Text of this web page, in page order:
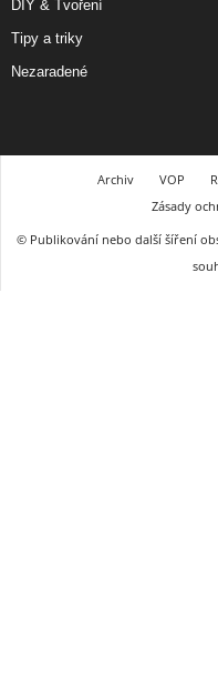
DIY & Tvoření
Tipy a triky
Nezaradené
Archiv VOP
Zásady
© Publikování nebo další šíření